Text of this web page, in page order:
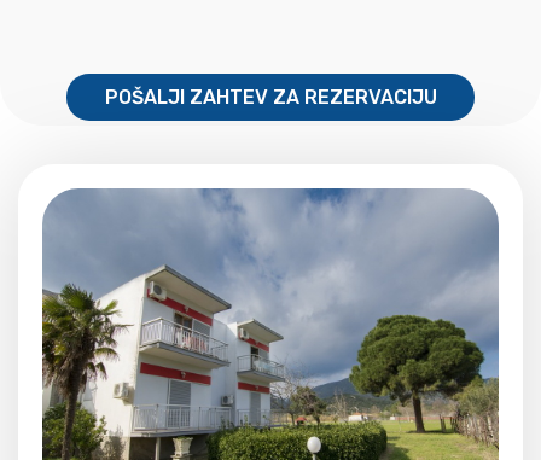
POŠALJI ZAHTEV ZA REZERVACIJU